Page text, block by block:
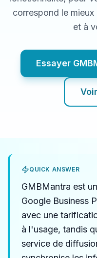
correspond le
et à
Essayer
QUICK ANSWER
GMBMantra est
Google Business
avec une
à l'usage, tandis
service de